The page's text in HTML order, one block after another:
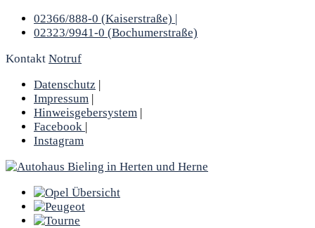
02366/888-0 (Kaiserstraße) |
02323/9941-0 (Bochumerstraße)
Kontakt Notruf
Datenschutz |
Impressum |
Hinweisgebersystem |
Facebook |
Instagram